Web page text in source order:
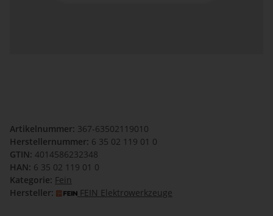
Artikelnummer: 367-63502119010
Herstellernummer: 6 35 02 119 01 0
GTIN: 4014586232348
HAN: 6 35 02 119 01 0
Kategorie: Fein
Hersteller:
FEIN Elektrowerkzeuge